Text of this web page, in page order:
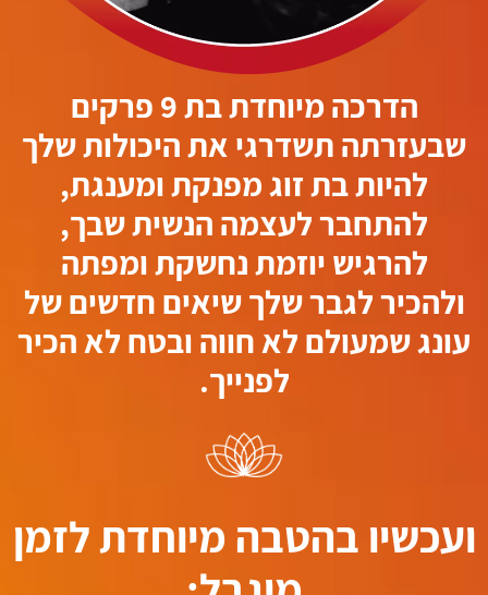
הדרכה מיוחדת בת 9 פרקים
שבעזרתה תשדרגי את היכולות שלך
להיות בת זוג מפנקת ומענגת,
להתחבר לעצמה הנשית שבך,
להרגיש יוזמת נחשקת ומפתה
ולהכיר לגבר שלך שיאים חדשים של
עונג שמעולם לא חווה ובטח לא הכיר
לפנייך.
ועכשיו בהטבה מיוחדת לזמן